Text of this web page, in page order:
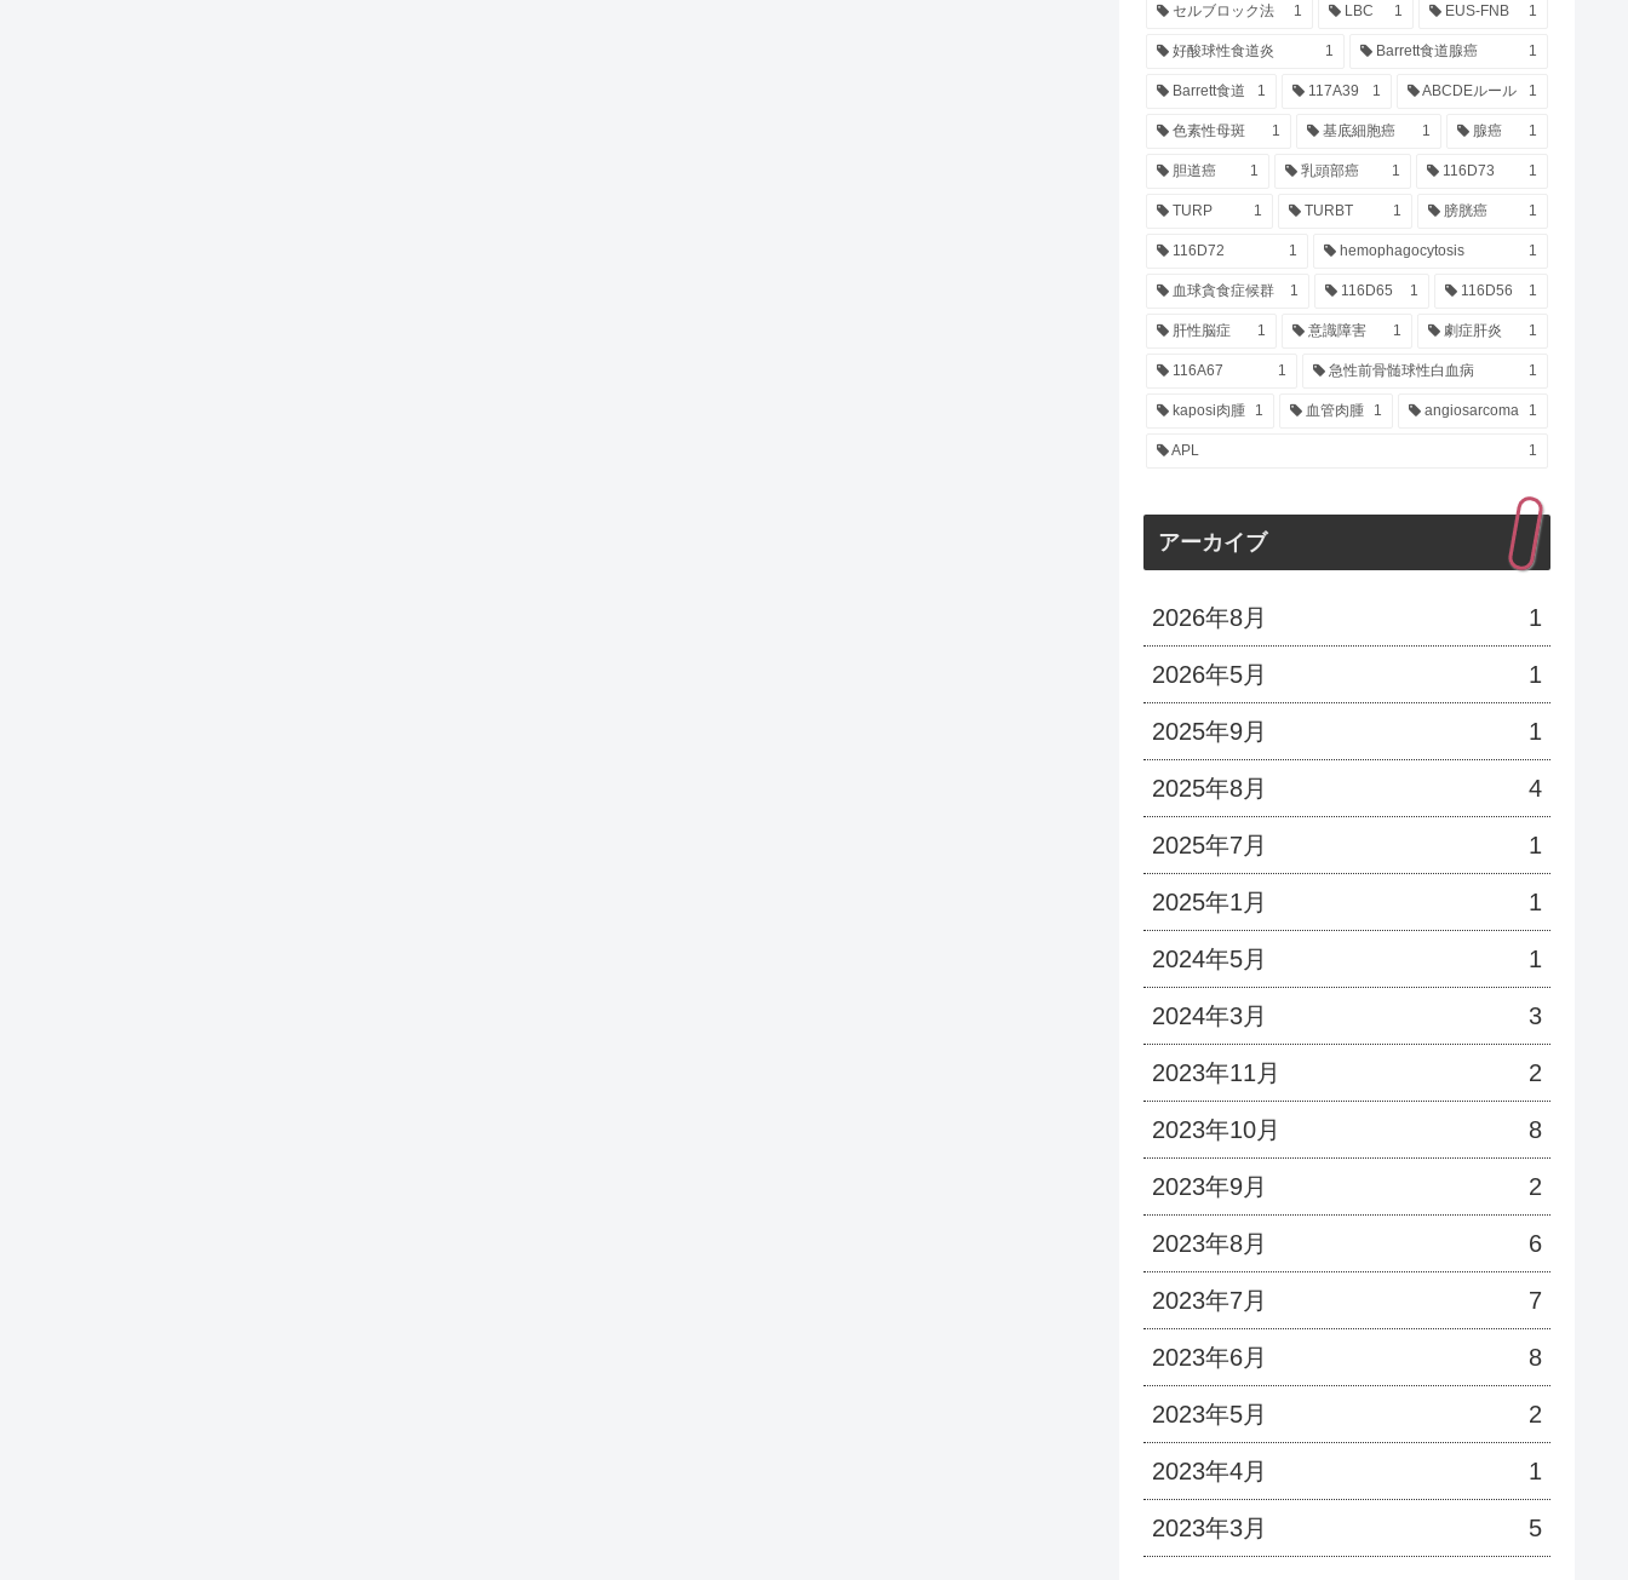
セルブロック法 1 LBC 1 EUS-FNB 1
好酸球性食道炎 1 Barrett食道腺癌 1
Barrett食道 1 117A39 1 ABCDEルール 1
色素性母斑 1 基底細胞癌 1 腺癌 1
胆道癌 1 乳頭部癌 1 116D73 1
TURP 1 TURBT 1 膀胱癌 1
116D72 1 hemophagocytosis 1
血球貪食症候群 1 116D65 1 116D56 1
肝性脳症 1 意識障害 1 劇症肝炎 1
116A67 1 急性前骨髄球性白血病 1
kaposi肉腫 1 血管肉腫 1 angiosarcoma 1
APL 1
アーカイブ
2026年8月 1
2026年5月 1
2025年9月 1
2025年8月 4
2025年7月 1
2025年1月 1
2024年5月 1
2024年3月 3
2023年11月 2
2023年10月 8
2023年9月 2
2023年8月 6
2023年7月 7
2023年6月 8
2023年5月 2
2023年4月 1
2023年3月 5